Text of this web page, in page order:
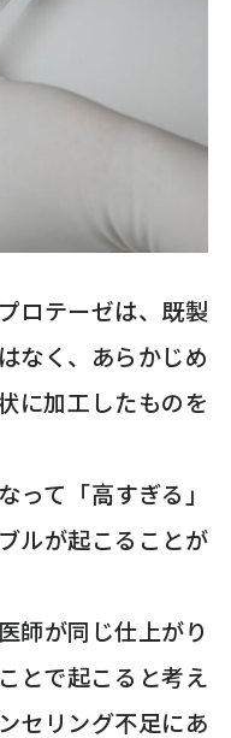
ロテーゼは、既製
なく、あらかじめ
に加工したものを
って「高すぎる」
ルが起こることが
師が同じ仕上がり
とで起こると考え
セリング不足にあ